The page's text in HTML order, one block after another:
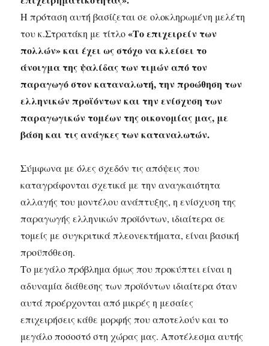
Η πρόταση αυτή βασίζεται σε ολοκληρωμένη μελέτη
του κ.Στρατάκη με τίτλο«Το επιχειρείν των
πολλών» και έχει ως στόχο να κλείσει το
άνοιγμα της ψαλίδας των τιμών από τον
παραγωγό στον καταναλωτή, την προώθηση των
ελληνικών προϊόντων και την ενίσχυση των
παραγωγικών τομέων της οικονομίας μας, με
βάση και τις ανάγκες των καταναλωτών.
Σύμφωνα με όλες σχεδόν τις απόψεις που
καταγράφονται σχετικά με την αναγκαιότητα
αλλαγής του μοντέλου ανάπτυξης, η ενίσχυση της
παραγωγής ελληνικών προϊόντων, ιδιαίτερα σε
τομείς με συγκριτικά πλεονεκτήματα, είναι βασική
προϋπόθεση.
Το μεγάλο πρόβλημα όμως που προκύπτει είναι η
αδυναμία διάθεσης των προϊόντων ιδιαίτερα όταν
αυτά προέρχονται από μικρές η μεσαίες
επιχειρήσεις κάθε μορφής που αποτελούν και το
μεγάλο ποσοστό στη χώρας μας. Αποτέλεσμα αυτής